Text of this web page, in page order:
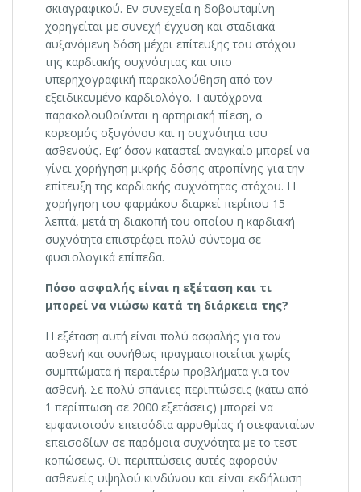
σκιαγραφικού. Εν συνεχεία η δοβουταμίνη
χορηγείται με συνεχή έγχυση και σταδιακά
αυξανόμενη δόση μέχρι επίτευξης του στόχου
της καρδιακής συχνότητας και υπο
υπερηχογραφική παρακολούθηση από τον
εξειδικευμένο καρδιολόγο. Ταυτόχρονα
παρακολουθούνται η αρτηριακή πίεση, ο
κορεσμός οξυγόνου και η συχνότητα του
ασθενούς. Εφ’ όσον καταστεί αναγκαίο μπορεί να
γίνει χορήγηση μικρής δόσης ατροπίνης για την
επίτευξη της καρδιακής συχνότητας στόχου. Η
χορήγηση του φαρμάκου διαρκεί περίπου 15
λεπτά, μετά τη διακοπή του οποίου η καρδιακή
συχνότητα επιστρέφει πολύ σύντομα σε
φυσιολογικά επίπεδα.
Πόσο ασφαλής είναι η εξέταση και τι
μπορεί να νιώσω κατά τη διάρκεια της?
Η εξέταση αυτή είναι πολύ ασφαλής για τον
ασθενή και συνήθως πραγματοποιείται χωρίς
συμπτώματα ή περαιτέρω προβλήματα για τον
ασθενή. Σε πολύ σπάνιες περιπτώσεις (κάτω από
1 περίπτωση σε 2000 εξετάσεις) μπορεί να
εμφανιστούν επεισόδια αρρυθμίας ή στεφανιαίων
επεισοδίων σε παρόμοια συχνότητα με το τεστ
κοπώσεως. Οι περιπτώσεις αυτές αφορούν
ασθενείς υψηλού κινδύνου και είναι εκδήλωση